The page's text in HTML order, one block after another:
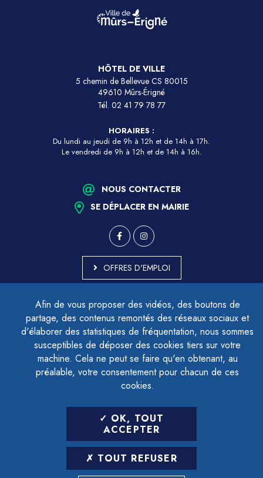
Afin de vous proposer des vidéos, des boutons de
partage, des contenus remontés des réseaux sociaux et
d'élaborer des statistiques de fréquentation, nous sommes
susceptibles de déposer des cookies tiers sur votre
machine. Cela ne peut se faire qu'en obtenant, au
préalable, votre consentement pour chacun de ces
cookies.
OK, TOUT
ACCEPTER
TOUT REFUSER
HÔTEL DE VILLE
5 chemin de Bellevue CS 80015
49610 Mûrs-Érigné
Tél. 02 41 79 78 77
HORAIRES :
Du lundi au jeudi de 9h à 12h et de 14h à 17h.
Le vendredi de 9h à 12h et de 14h à 16h.
NOUS CONTACTER
SE DÉPLACER EN MAIRIE
OFFRES D'EMPLOI
ACCESSIBILITÉ - PARTIELLEMENT CONFORME
PLAN DU SITE
MENTIONS LÉGALES
CONTACTER LE DÉLÉGUÉ À LA PROTECTION DES DONNÉES
GESTION DES COOKIES
LETTRE D'INFORMATION
SAISIR VOTRE ADRESSE E-MAIL
POUR VOUS INSCRIRE :